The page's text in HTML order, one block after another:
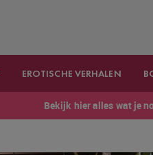
EROTISCHE VERHALEN
Bekijk hier alles wat je